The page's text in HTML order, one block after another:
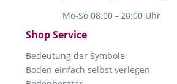
Mo-So 08:00 - 20:00 Uhr
Shop Service
Bedeutung der Symbole
Boden einfach selbst verlegen